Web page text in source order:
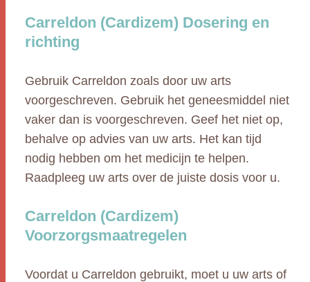
Carreldon (Cardizem) Dosering en
richting
Gebruik Carreldon zoals door uw arts
voorgeschreven. Gebruik het geneesmiddel niet
vaker dan is voorgeschreven. Geef het niet op,
behalve op advies van uw arts. Het kan tijd
nodig hebben om het medicijn te helpen.
Raadpleeg uw arts over de juiste dosis voor u.
Carreldon (Cardizem)
Voorzorgsmaatregelen
Voordat u Carreldon gebruikt, moet u uw arts of